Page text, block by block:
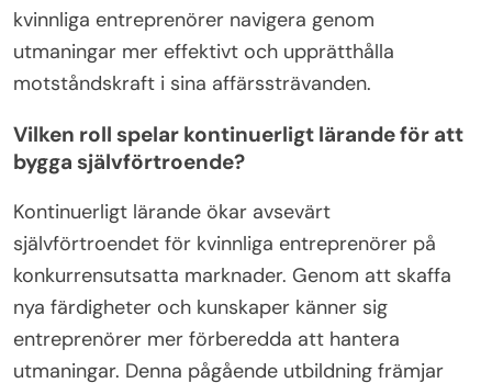
marknad.
Hur kan tydliga mål öka fokus och
beslutsamhet?
Att sätta tydliga mål ökar fokus och beslutsamhet
genom att ge riktning och mätbara mål. När
kvinnliga entreprenörer definierar specifika mål kan
de prioritera uppgifter effektivt. Denna tydlighet
minskar distraktioner och främjar ett starkt
engagemang för att uppnå uppsatta resultat.
Forskning indikerar att målsetting avsevärt
förbättrar prestation och motivation, vilket leder